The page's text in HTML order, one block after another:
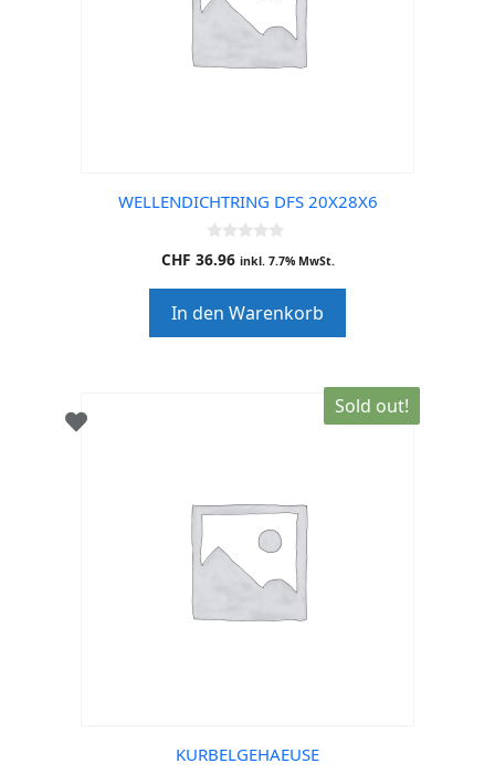
WELLENDICHTRING DFS 20X28X6
0
o
o
f
5
CHF 36.96 inkl. 7.7% MwSt.
In den Warenkorb
Sold out!
KURBELGEHAEUSE